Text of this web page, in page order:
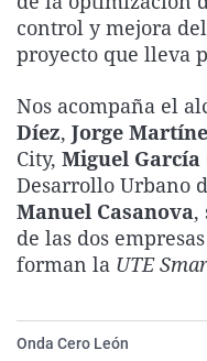
control y mejora
proyecto que lleva
Nos acompaña el
Díez, Jorge
City, Miguel García
Desarrollo Urbano
Manuel Casanova,
de las dos
forman la UTE
Onda Cero León